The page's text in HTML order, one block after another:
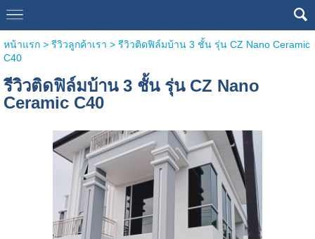
หน้าแรก> รีวิวลูกค้าเรา > รีวิวติดฟิล์มบ้าน 3 ชั้น รุ่น CZ Nano Ceramic
C40
รีวิวติดฟิล์มบ้าน 3 ชั้น รุ่น CZ Nano
Ceramic C40